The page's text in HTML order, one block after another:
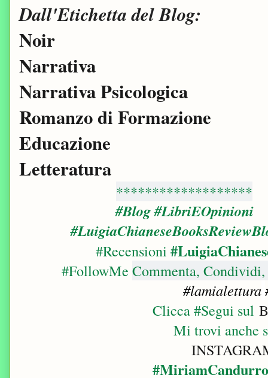
Dall'Etichetta del Blog:
Noir
Narrativa
Narrativa Psicologica
Romanzo di Formazione
Educazione
Letteratura
*******************
#Blog #LibriEOpinioni
#Recensioni
#FollowMe Commenta,
#lamialettura
Clicca #Segui sul
Mi trovi anche